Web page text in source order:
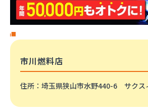
市川燃料店
住所 ：埼玉県狭山市水野440-6 サクス